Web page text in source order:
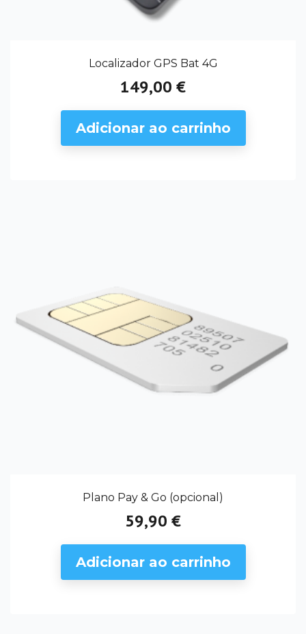
Localizador GPS Bat 4G
Preço
149,00 €
Adicionar ao carrinho
Plano Pay & Go (opcional)
Preço
59,90 €
Adicionar ao carrinho